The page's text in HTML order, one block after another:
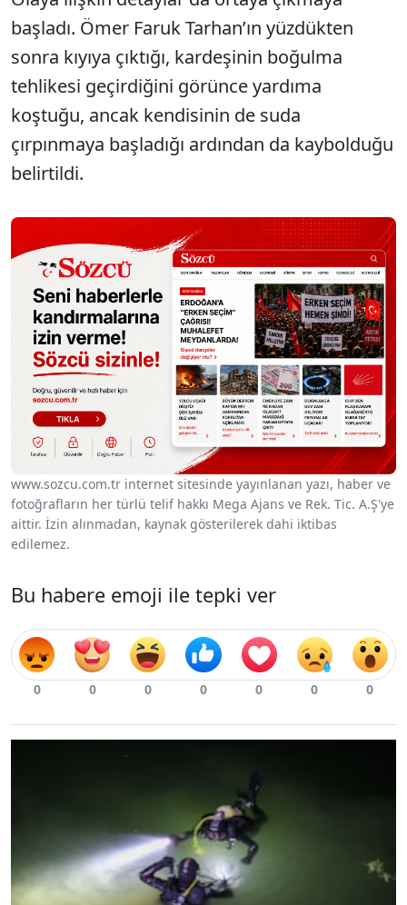
başladı. Ömer Faruk Tarhan’ın yüzdükten
sonra kıyıya çıktığı, kardeşinin boğulma
tehlikesi geçirdiğini görünce yardıma
koştuğu, ancak kendisinin de suda
çırpınmaya başladığı ardından da kaybolduğu
belirtildi.
www.sozcu.com.tr internet sitesinde yayınlanan yazı, haber ve
fotoğrafların her türlü telif hakkı Mega Ajans ve Rek. Tic. A.Ş'ye
aittir. İzin alınmadan, kaynak gösterilerek dahi iktibas
edilemez.
Bu habere emoji ile tepki ver